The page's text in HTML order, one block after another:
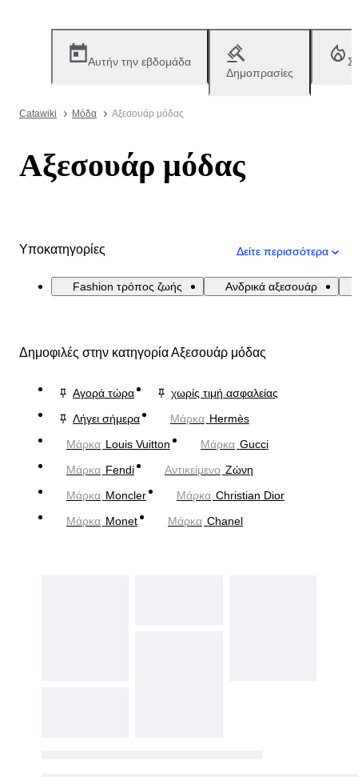
Αυτήν την εβδομάδα
Δημοπρασίες
Catawiki Μόδα Αξεσουάρ μόδας
Αξεσουάρ μόδας
Υποκατηγορίες Δείτε περισσότερα
Fashion τρόπος ζωής Ανδρικά αξεσουάρ
Δημοφιλές στην κατηγορία Αξεσουάρ μόδας
Αγορά τώρα
χωρίς τιμή ασφαλείας
Λήγει σήμερα
Μάρκα Hermès
Μάρκα Louis Vuitton Μάρκα Gucci
Μάρκα Fendi Αντικείμενο Ζώνη
Μάρκα Moncler Μάρκα Christian Dior
Μάρκα Monet Μάρκα Chanel